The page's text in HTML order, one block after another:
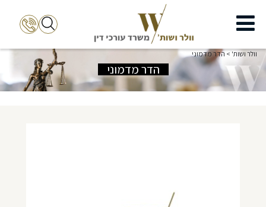
הדר מדמוני
וולר ושות' > הדר מדמוני